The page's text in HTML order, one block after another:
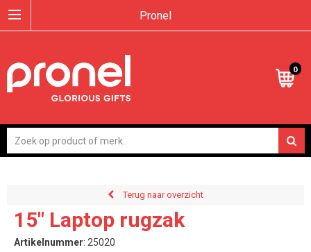
Pronel
0
Terug naar overzicht
15" Laptop rugzak
Artikelnummer: 25020